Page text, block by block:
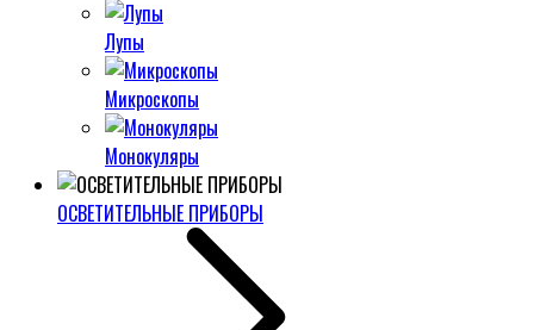
Лупы
Микроскопы
Монокуляры
ОСВЕТИТЕЛЬНЫЕ ПРИБОРЫ